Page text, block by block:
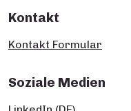
Kontakt
Kontakt Formular
Soziale Medien